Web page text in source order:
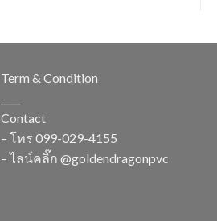
Term & Condition
Contact
– โทร 099-029-4155
– ไลน์คลิ๊ก @goldendragonpvc